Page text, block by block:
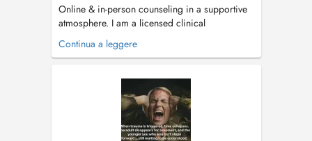
Online & in-person counseling in a supportive
atmosphere. I am a licensed clinical
psychologist, PhD, and certified sexologist
specializing in Cognitive Behavioral Therapy
experience serving diverse international clients
in both individual and couple...
Continua a leggere